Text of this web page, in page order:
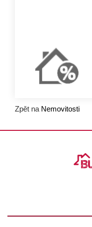
Zpět na Nemovitosti